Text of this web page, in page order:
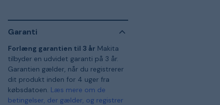
Garanti
Forlæng garantien til 3 år Makita
tilbyder en udvidet garanti på 3 år.
Garantien gælder, når du registrerer
dit produkt inden for 4 uger fra
købsdatoen. Læs mere om de
betingelser, der gælder, og registrer